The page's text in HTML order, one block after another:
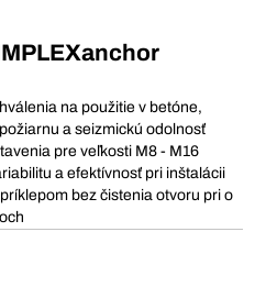
na použitie v betóne,
a seizmickú odolnosť
pre veľkosti M8 - M16
a efektívnosť pri inštalácii
bez čistenia otvoru pri o